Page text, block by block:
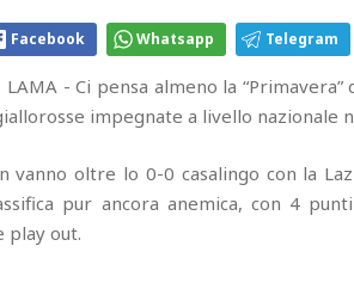
Facebook Whatsapp Telegram
LAMA - Ci pensa almeno la
impegnate a livello nazionale
vanno oltre lo 0-0 casalingo con la
pur ancora anemica, con 4
play out.